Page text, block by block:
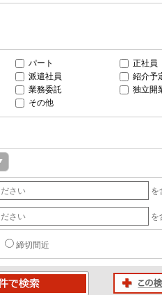
パート
正社員
派遣社員
紹介予
業務委託
独立開
その他
を
を
締切間近